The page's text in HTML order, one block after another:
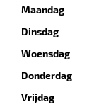
Maandag
Dinsdag
Woensdag
Donderdag
Vrijdag